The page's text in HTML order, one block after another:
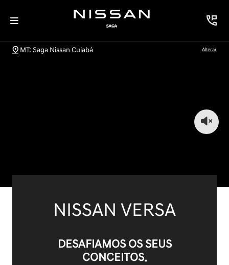
MT: Saga Nissan Cuiabá Alterar
NISSAN VERSA
DESAFIAMOS OS SEUS
CONCEITOS.